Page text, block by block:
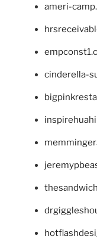
ameri-
cinderella-